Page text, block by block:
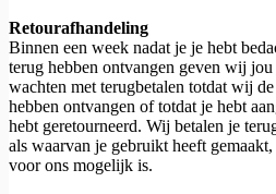
Retourafhandeling
Binnen een week nadat je je hebt
terug hebben ontvangen geven wij
wachten met terugbetalen totdat wij
hebben ontvangen of totdat je hebt
hebt geretourneerd. Wij betalen je
als waarvan je gebruikt heeft
voor ons mogelijk is.